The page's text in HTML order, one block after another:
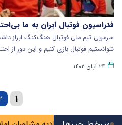
فدراسیون فوتبال ایران به ما
سرمربی تیم ملی فوتبال هنگ‌کنگ ابراز
نتوانستیم فوتبال بازی کنیم و این دور از
۲۴ آبان ۱۴۰۲
۱